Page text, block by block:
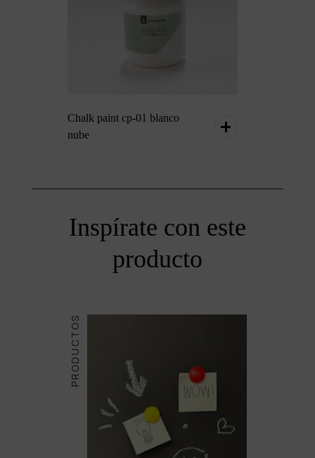
Chalk paint cp-01 blanco
nube
Inspírate con este
producto
PRODUCTOS